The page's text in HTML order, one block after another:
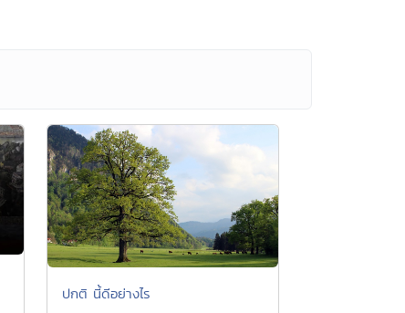
ปกติ นี้ดีอย่างไร